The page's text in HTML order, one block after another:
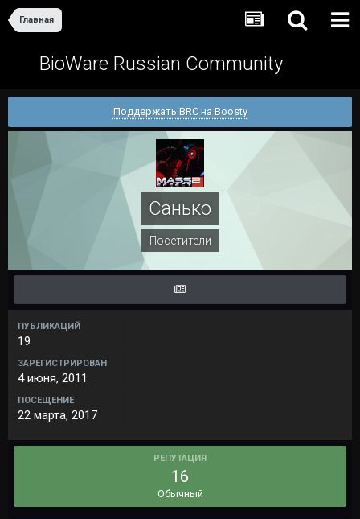
Главная
BioWare Russian Community
Поддержать BRC на Boosty
Санько
Посетители
ПУБЛИКАЦИЙ
19
ЗАРЕГИСТРИРОВАН
4 июня, 2011
ПОСЕЩЕНИЕ
22 марта, 2017
РЕПУТАЦИЯ
16
Обычный